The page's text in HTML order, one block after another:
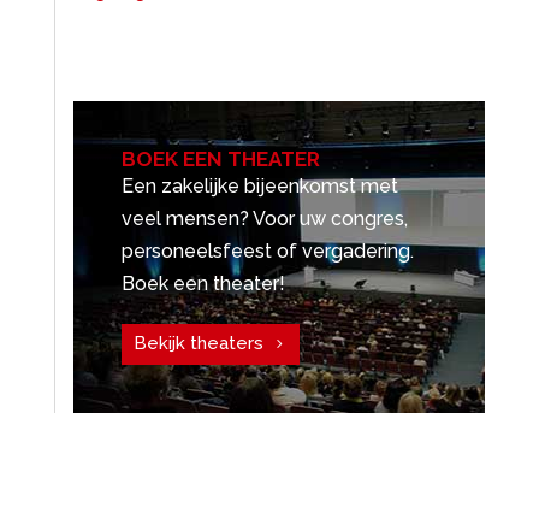
BOEK EEN THEATER
Een zakelijke bijeenkomst met
veel mensen? Voor uw congres,
personeelsfeest of vergadering.
Boek een theater!
Bekijk theaters